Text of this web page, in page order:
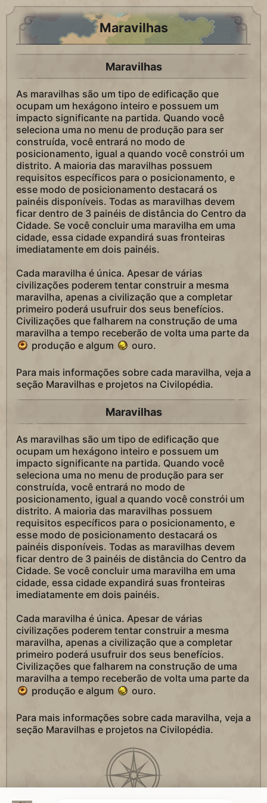
Maravilhas
Maravilhas
As maravilhas são um tipo de edificação que
ocupam um hexágono inteiro e possuem um
impacto significante na partida. Quando você
seleciona uma no menu de produção para ser
construída, você entrará no modo de
posicionamento, igual a quando você constrói um
distrito. A maioria das maravilhas possuem
requisitos específicos para o posicionamento, e
esse modo de posicionamento destacará os
painéis disponíveis. Todas as maravilhas devem
ficar dentro de 3 painéis de distância do Centro da
Cidade. Se você concluir uma maravilha em uma
cidade, essa cidade expandirá suas fronteiras
imediatamente em dois painéis.
Cada maravilha é única. Apesar de várias
civilizações poderem tentar construir a mesma
maravilha, apenas a civilização que a completar
primeiro poderá usufruir dos seus benefícios.
Civilizações que falharem na construção de uma
maravilha a tempo receberão de volta uma parte da
produção e algum
ouro.
Para mais informações sobre cada maravilha, veja a
seção Maravilhas e projetos na Civilopédia.
Maravilhas
As maravilhas são um tipo de edificação que
ocupam um hexágono inteiro e possuem um
impacto significante na partida. Quando você
seleciona uma no menu de produção para ser
construída, você entrará no modo de
posicionamento, igual a quando você constrói um
distrito. A maioria das maravilhas possuem
requisitos específicos para o posicionamento, e
esse modo de posicionamento destacará os
painéis disponíveis. Todas as maravilhas devem
ficar dentro de 3 painéis de distância do Centro da
Cidade. Se você concluir uma maravilha em uma
cidade, essa cidade expandirá suas fronteiras
imediatamente em dois painéis.
Cada maravilha é única. Apesar de várias
civilizações poderem tentar construir a mesma
maravilha, apenas a civilização que a completar
primeiro poderá usufruir dos seus benefícios.
Civilizações que falharem na construção de uma
maravilha a tempo receberão de volta uma parte da
produção e algum
ouro.
Para mais informações sobre cada maravilha, veja a
seção Maravilhas e projetos na Civilopédia.